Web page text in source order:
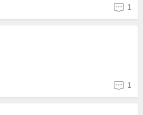
1
1